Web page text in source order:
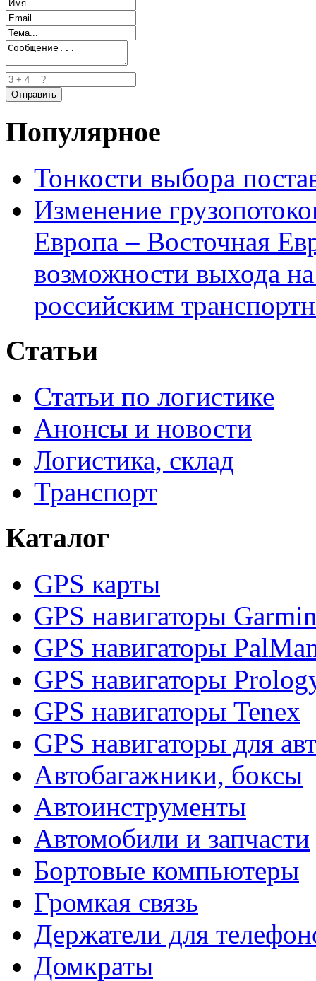
Популярное
Тонкости выбора
Изменение
Европа – Восточная
возможности выхода
российским
Статьи
Статьи по логистике
Анонсы и новости
Логистика, склад
Транспорт
Каталог
GPS карты
GPS навигаторы
GPS навигаторы
GPS навигаторы
GPS навигаторы Tenex
GPS навигаторы для
Автобагажники, боксы
Автоинструменты
Автомобили и запчасти
Бортовые компьютеры
Громкая связь
Держатели для
Домкраты